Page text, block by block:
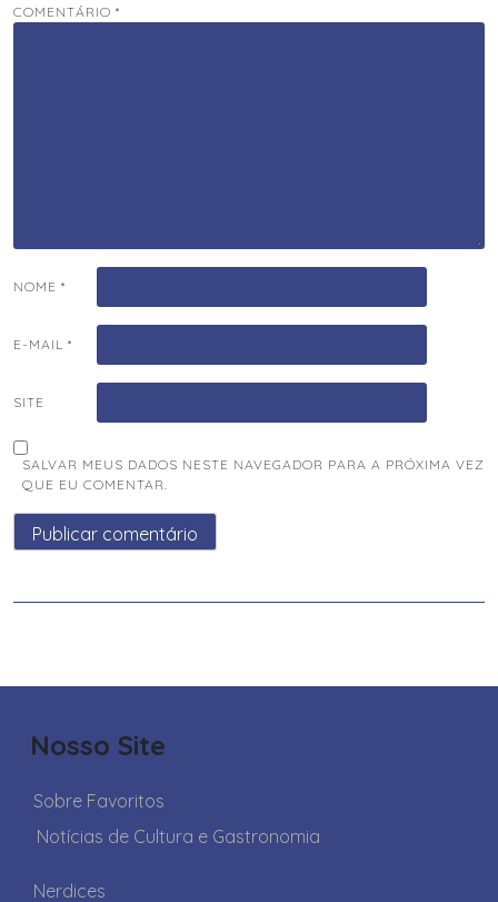
COMENTÁRIO *
NOME *
E-MAIL *
SITE
SALVAR MEUS DADOS NESTE NAVEGADOR PARA A PRÓXIMA VEZ
QUE EU COMENTAR.
Nosso Site
Sobre Favoritos
Notícias de Cultura e Gastronomia
Nerdices